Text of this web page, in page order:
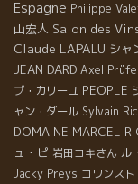
Espagne Philippe
山宏人 Salon des
Claude LAPALU シャ
JEAN DARD Axel
プ・カリーユ PEOPLE
ャン・ダール Sylvain
DOMAINE MARCEL
ュ・ピ 岩田コキさん ル
Jacky Preys コワンス